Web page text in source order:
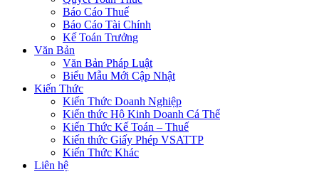
Báo Cáo Thuế
Báo Cáo Tài Chính
Kế Toán Trưởng
Văn Bản
Văn Bản Pháp Luật
Biểu Mẫu Mới Cập Nhật
Kiến Thức
Kiến Thức Doanh Nghiệp
Kiến thức Hộ Kinh Doanh Cá Thể
Kiến Thức Kế Toán – Thuế
Kiến thức Giấy Phép VSATTP
Kiến Thức Khác
Liên hệ